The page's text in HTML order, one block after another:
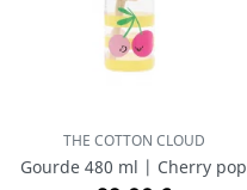
THE COTTON CLOUD
Gourde 480 ml | Cherry pop